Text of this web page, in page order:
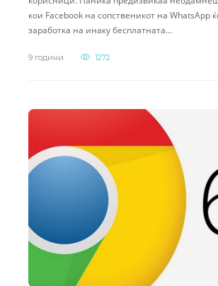
кои Facebook на сопственикот на WhatsApp
заработка на инаку бесплатната…
9 години 1272